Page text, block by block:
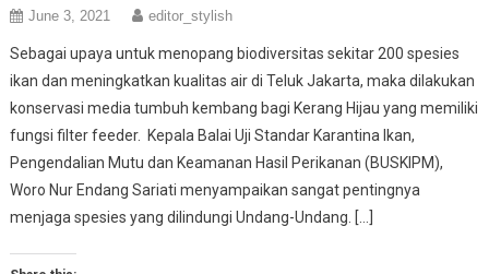
June 3, 2021 editor_stylish
Sebagai upaya untuk menopang biodiversitas sekitar 200 spesies
ikan dan meningkatkan kualitas air di Teluk Jakarta, maka dilakukan
konservasi media tumbuh kembang bagi Kerang Hijau yang memiliki
fungsi filter feeder. Kepala Balai Uji Standar Karantina Ikan,
Pengendalian Mutu dan Keamanan Hasil Perikanan (BUSKIPM),
Woro Nur Endang Sariati menyampaikan sangat pentingnya
menjaga spesies yang dilindungi Undang-Undang. […]